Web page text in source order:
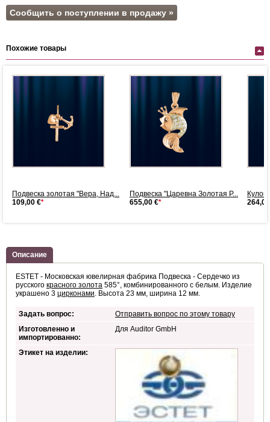
Сообщить о поступлении в продажу »
Похожие товары
Подвеска золотая "Вера, Над...
109,00 €*
Подвеска "Царевна Золотая Р...
655,00 €*
Описание
ESTET - Московская ювелирная фабрика Подвеска - Сердечко из
русского красного золота 585°, комбинированного с белым. Изделие
украшено 3 цирконами. Высота 23 мм, ширина 12 мм.
Задать вопрос:
Отправить вопрос по этому товару
Изготовленно и
импортированно:
Для Auditor GmbH
Этикет на изделии: